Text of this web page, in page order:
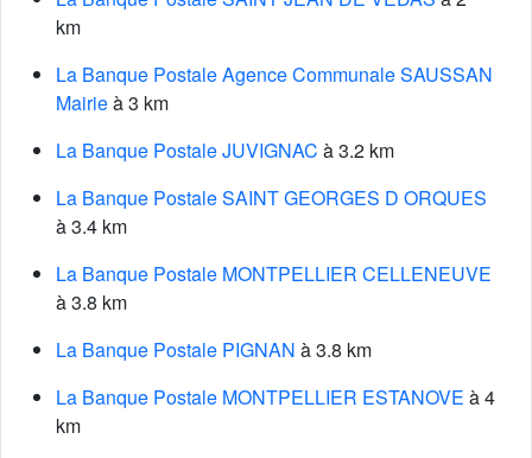
km
La Banque Postale Agence Communale SAUSSAN
Mairieà 3 km
La Banque Postale JUVIGNAC à 3.2 km
La Banque Postale SAINT GEORGES D ORQUES
à 3.4 km
La Banque Postale MONTPELLIER CELLENEUVE
à 3.8 km
La Banque Postale PIGNAN à 3.8 km
La Banque Postale MONTPELLIER ESTANOVE à 4
km